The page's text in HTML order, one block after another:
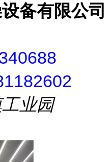
备有限公司
业园